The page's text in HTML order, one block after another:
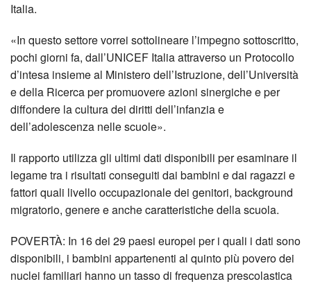
Italia.
«In questo settore vorrei sottolineare l’impegno sottoscritto,
pochi giorni fa, dall’UNICEF Italia attraverso un Protocollo
d’intesa insieme al Ministero dell’Istruzione, dell’Università
e della Ricerca per promuovere azioni sinergiche e per
diffondere la cultura dei diritti dell’infanzia e
dell’adolescenza nelle scuole».
Il rapporto utilizza gli ultimi dati disponibili per esaminare il
legame tra i risultati conseguiti dai bambini e dai ragazzi e
fattori quali livello occupazionale dei genitori, background
migratorio, genere e anche caratteristiche della scuola.
POVERTÀ: In 16 dei 29 paesi europei per i quali i dati sono
disponibili, i bambini appartenenti al quinto più povero dei
nuclei familiari hanno un tasso di frequenza prescolastica